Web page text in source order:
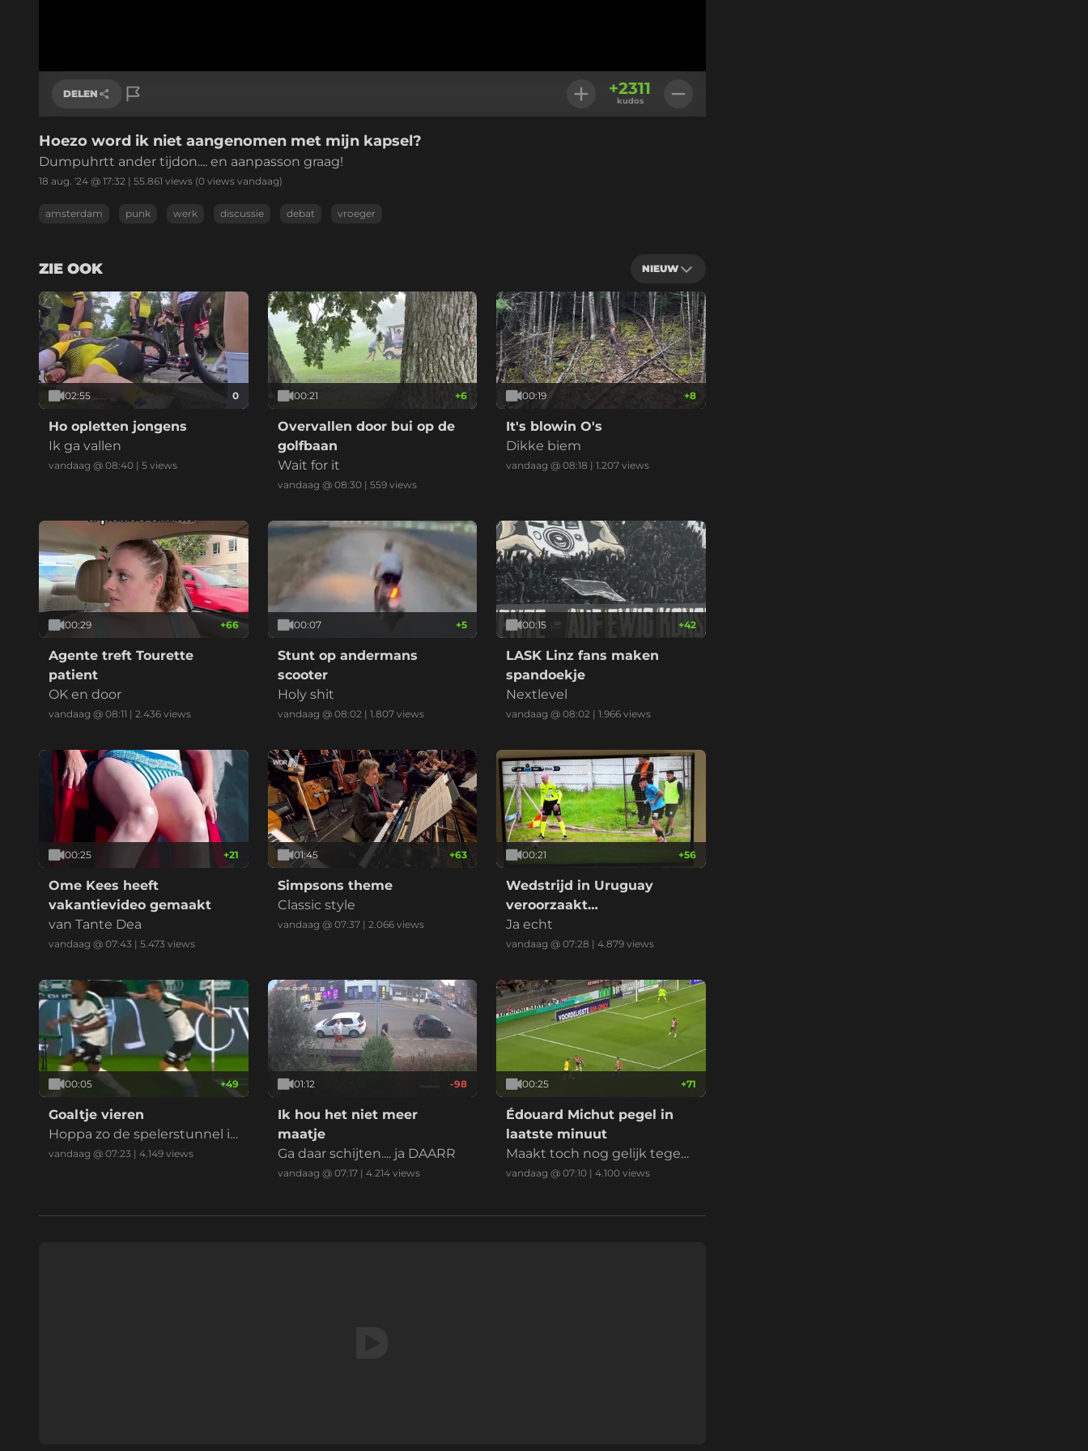
DELEN
Link kopiëren
+2311
kudos
Hoezo word ik niet aangenomen met mijn kapsel?
Dumpuhrtt ander tijdon.... en aanpasson graag!
18 aug. '24 @ 17:32 | 55.861 views (0 views vandaag)
amsterdam punk werk discussie debat vroeger
ZIE OOK NIEUW
02:55 0
Ho opletten jongens
Ik ga vallen
vandaag @ 08:40 | 5 views
00:21 +6
Overvallen door bui op de
golfbaan
Wait for it
vandaag @ 08:30| 559views
00:19 +8
It's blowin O's
Dikke biem
vandaag @ 08:18 |1.207 views
00:29 +66
Agente treft Tourette
patient
OK en door
vandaag @ 08:11 | 2.436 views
00:07 +5
Stunt op andermans
scooter
Holy shit
vandaag @ 08:02| 1.807views
00:15 +42
LASK Linz fans maken
spandoekje
Nextlevel
vandaag @ 08:02 |1.966 views
00:25 +21
Ome Kees heeft
vakantievideo gemaakt
van Tante Dea
vandaag @ 07:43 | 5.473 views
01:45 +63
Simpsons theme
Classic style
vandaag @ 07:37| 2.066views
00:21 +56
Wedstrijd in Uruguay
veroorzaakt
verkeersongeluk
Ja echt
vandaag @ 07:28 |4.879 views
00:05 +49
Goaltje vieren
Hoppa zo de spelerstunnel i
n. Goal werd afgekeurd. Spel
vandaag @ 07:23 | 4.149 views
01:12 -98
Ik hou het niet meer
maatje
Ga daar schijten.... ja DAARR
vandaag @ 07:17| 4.214views
00:25 +71
Édouard Michut pegel in
laatste minuut
Maakt toch nog gelijk tegen
PSV
vandaag @ 07:10 |4.100 views